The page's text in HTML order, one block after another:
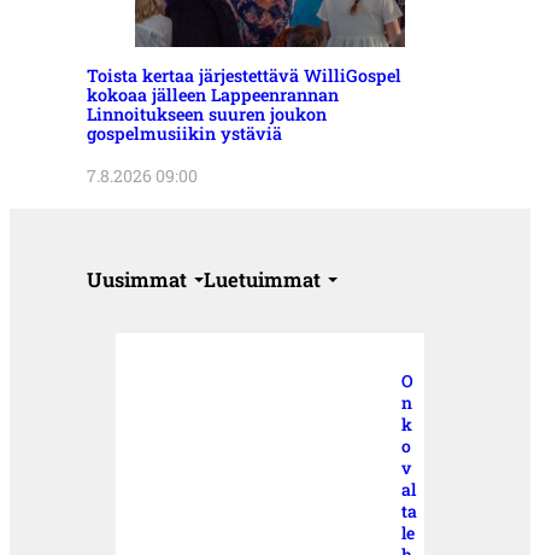
Toista kertaa järjestettävä WilliGospel
kokoaa jälleen Lappeenrannan
Linnoitukseen suuren joukon
gospelmusiikin ystäviä
7.8.2026 09:00
Uusimmat Luetuimmat
O
n
k
o
v
al
ta
le